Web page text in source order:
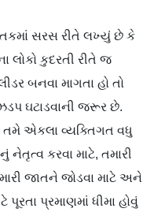
સરસ રીતે લખ્યું છે કે
લોકો કુદરતી રીતે જ
બનવા માગતા હો તો
ઘટાડવાની જરૂર છે.
એકલા વ્યક્તિગત વધુ
કરવા માટે, તમારી
જાતને જોડવા માટે અને
પ્રમાણમાં ધીમા હોવું